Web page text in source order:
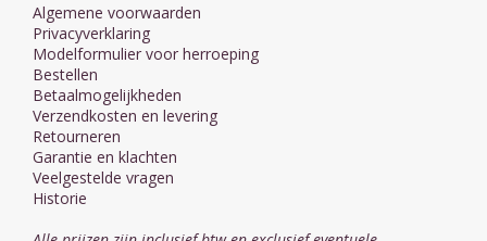
Algemene voorwaarden
Privacyverklaring
Modelformulier voor herroeping
Bestellen
Betaalmogelijkheden
Verzendkosten en levering
Retourneren
Garantie en klachten
Veelgestelde vragen
Historie